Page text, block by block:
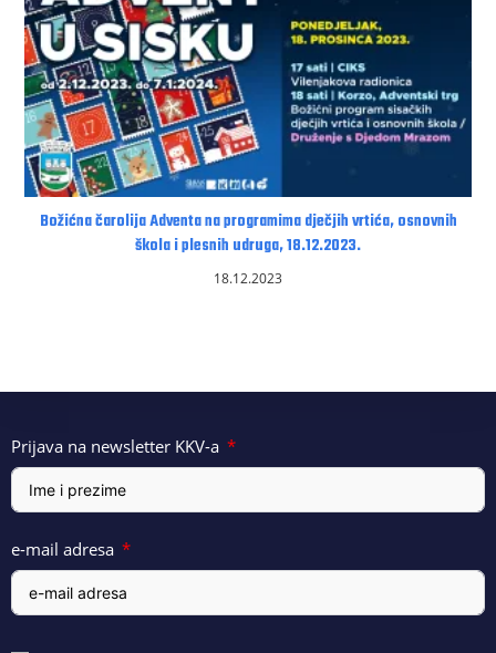
Božićna čarolija Adventa na programima dječjih vrtića, osnovnih
škola i plesnih udruga, 18.12.2023.
18.12.2023
Prijava na newsletter KKV-a
e-mail adresa